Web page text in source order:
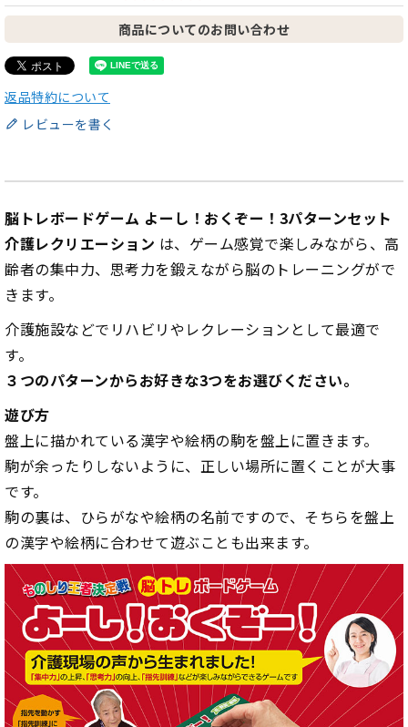
商品についてのお問い合わせ
返品特約について
レビューを書く
脳トレボードゲーム よーし！おくぞー！3パターンセット
介護レクリエーション は、ゲーム感覚で楽しみながら、高
齢者の集中力、思考力を鍛えながら脳のトレーニングがで
きます。
介護施設などでリハビリやレクレーションとして最適で
す。
３つのパターンからお好きな3つをお選びください。
遊び方
盤上に描かれている漢字や絵柄の駒を盤上に置きます。
駒が余ったりしないように、正しい場所に置くことが大事
です。
駒の裏は、ひらがなや絵柄の名前ですので、そちらを盤上
の漢字や絵柄に合わせて遊ぶことも出来ます。